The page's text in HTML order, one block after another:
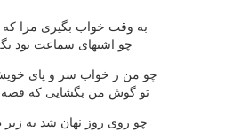
به وقت خواب بگیری مرا كه
چو اشتهای سماعت بود
چو من ز خواب سر و پای
تو گوش من بگشایی كه قصه
چو روی روز نهان شد به